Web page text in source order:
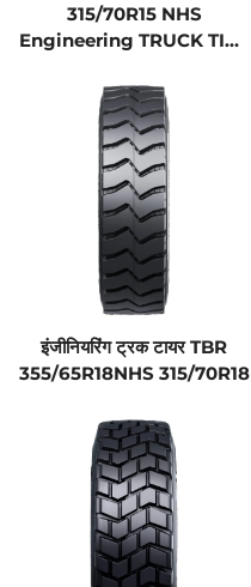
315/70R15 NHS
Engineering TRUCK TIRE
इंजीनियरिंग ट्रक टायर TBR
355/65R18NHS 315/70R18